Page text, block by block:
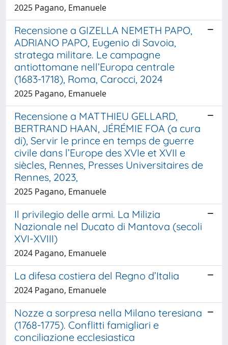
2025 Pagano, Emanuele
Recensione a GIZELLA NEMETH PAPO,
ADRIANO PAPO, Eugenio di Savoia,
stratega militare. Le campagne
antiottomane nell’Europa centrale
(1683-­1718), Roma, Carocci, 2024
2025 Pagano, Emanuele
Recensione a MATTHIEU GELLARD,
BERTRAND HAAN, JÉRÉMIE FOA (a cura
di), Servir le prince en temps de guerre
civile dans l’Europe des XVIe et XVII e
siècles, Rennes, Presses Universitaires de
Rennes, 2023,
2025 Pagano, Emanuele
Il privilegio delle armi. La Milizia
Nazionale nel Ducato di Mantova (secoli
XVI-XVIII)
2024 Pagano, Emanuele
La difesa costiera del Regno d’Italia
2024 Pagano, Emanuele
Nozze a sorpresa nella Milano teresiana
(1768-1775). Conflitti famigliari e
conciliazione ecclesiastica